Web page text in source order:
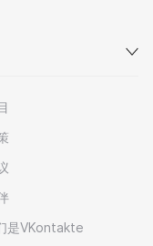
是VKontakte